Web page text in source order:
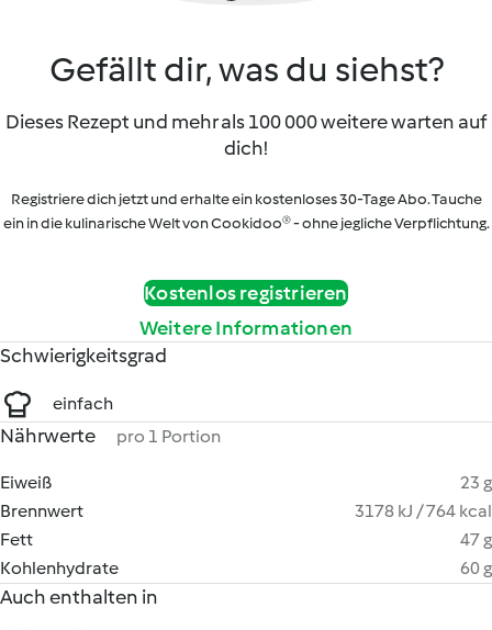
Gefällt dir, was du siehst?
Dieses Rezept und mehr als 100 000 weitere warten auf
dich!
Registriere dich jetzt und erhalte ein kostenloses 30-Tage Abo. Tauche
ein in die kulinarische Welt von Cookidoo® - ohne jegliche Verpflichtung.
Kostenlos registrieren
Weitere Informationen
Schwierigkeitsgrad
einfach
Nährwerte pro 1 Portion
Eiweiß
23 g
Brennwert
3178 kJ / 764 kcal
Fett
47 g
Kohlenhydrate
60 g
Auch enthalten in